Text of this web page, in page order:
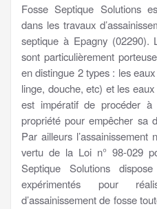
Fosse Septique Solutions
dans les travaux
septique à Epagny (02290).
sont particulièrement
en distingue 2 types : les
linge, douche, etc) et les
est impératif de procéder à
propriété pour empêcher sa
Par ailleurs
vertu de la Loi n° 98-029
Septique Solutions dispose
expérimentés pour
d’assainissement de fosse